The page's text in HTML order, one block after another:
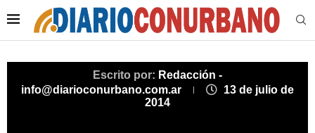
Escrito por: Redacción -
info@diarioconurbano.com.ar
13 de julio de
2014